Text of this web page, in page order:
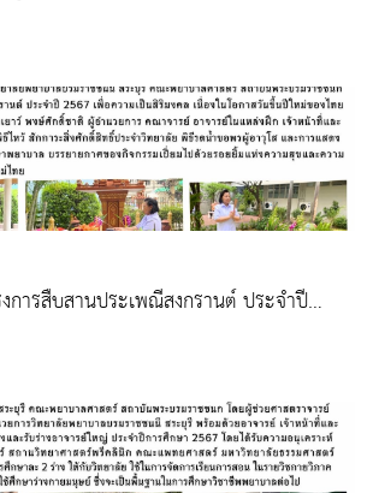
การสืบสานประเพณีสงกรานต์ ประจำปี